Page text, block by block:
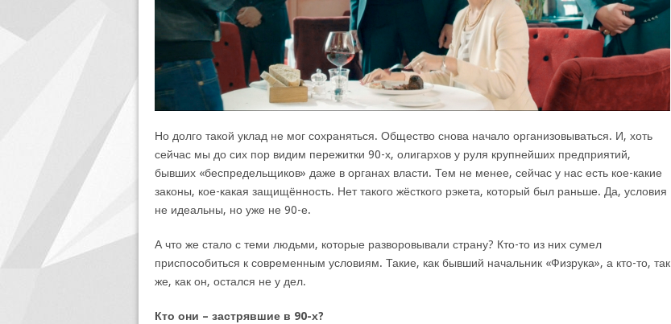
Но долго такой уклад не мог сохраняться. Общество снова начало организовываться. И, хоть
сейчас мы до сих пор видим пережитки 90-х, олигархов у руля крупнейших предприятий,
бывших «беспредельщиков» даже в органах власти. Тем не менее, сейчас у нас есть кое-какие
законы, кое-какая защищённость. Нет такого жёсткого рэкета, который был раньше. Да, условия
не идеальны, но уже не 90-е.
А что же стало с теми людьми, которые разворовывали страну? Кто-то из них сумел
приспособиться к современным условиям. Такие, как бывший начальник «Физрука», а кто-то, так
же, как он, остался не у дел.
Кто они – застрявшие в 90-х?